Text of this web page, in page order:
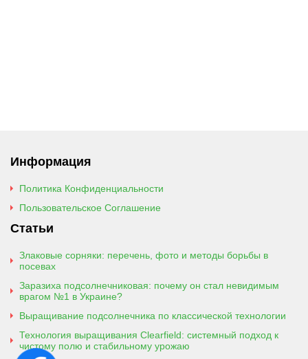
Информация
Политика Конфиденциальности
Пользовательское Соглашение
Статьи
Злаковые сорняки: перечень, фото и методы борьбы в
посевах
Заразиха подсолнечниковая: почему он стал невидимым
врагом №1 в Украине?
Выращивание подсолнечника по классической технологии
Технология выращивания Clearfield: системный подход к
чистому полю и стабильному урожаю